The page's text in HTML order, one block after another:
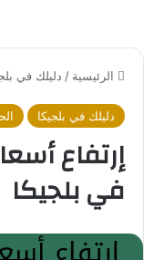
الرئيسية / دليلك في
دليلك في بلجيكا
إرتفاع
في بلجيكا